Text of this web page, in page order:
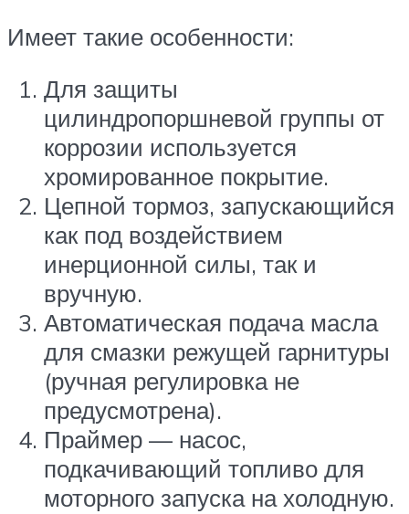
Имеет такие особенности:
Для защиты
цилиндропоршневой группы от
коррозии используется
хромированное покрытие.
Цепной тормоз, запускающийся
как под воздействием
инерционной силы, так и
вручную.
Автоматическая подача масла
для смазки режущей гарнитуры
(ручная регулировка не
предусмотрена).
Праймер — насос,
подкачивающий топливо для
моторного запуска на холодную.